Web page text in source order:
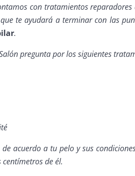
con tratamientos
te ayudará a terminar con las
.
pregunta por los siguientes
acuerdo a tu pelo y sus
de él.